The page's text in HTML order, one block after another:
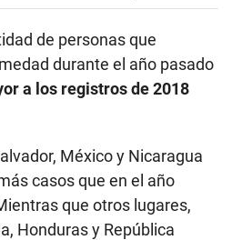
de personas que
durante el año pasado
a los registros de 2018
México y Nicaragua
casos que en el año
que otros lugares,
Honduras y República